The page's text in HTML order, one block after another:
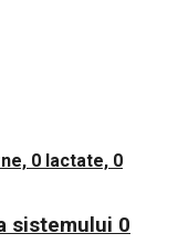
sistemului 0